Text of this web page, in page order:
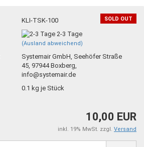
SOLD OUT
KLI-TSK-100
2-3 Tage
(Ausland abweichend)
Systemair GmbH, Seehöfer Straße
45, 97944 Boxberg,
info@systemair.de
0.1 kg je Stück
10,00 EUR
inkl. 19% MwSt. zzgl. Versand